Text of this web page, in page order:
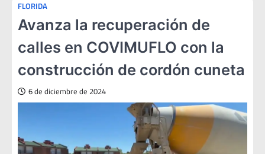
FLORIDA
Avanza la recuperación de
calles en COVIMUFLO con la
construcción de cordón cuneta
6 de diciembre de 2024